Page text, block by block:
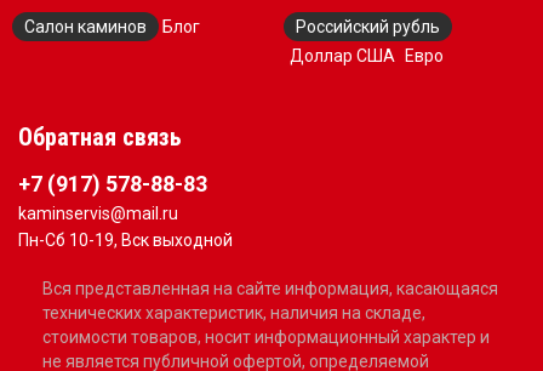
Салон каминов Блог
Российский рубль
Доллар США
Евро
Обратная связь
+7 (917) 578-88-83
kaminservis@mail.ru
Пн-Сб 10-19, Вск выходной
Вся представленная на сайте информация, касающаяся
технических характеристик, наличия на складе,
стоимости товаров, носит информационный характер и
не является публичной офертой, определяемой